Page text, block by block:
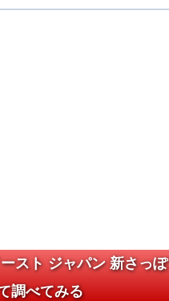
スト ジャパン 新さっ
調べてみる